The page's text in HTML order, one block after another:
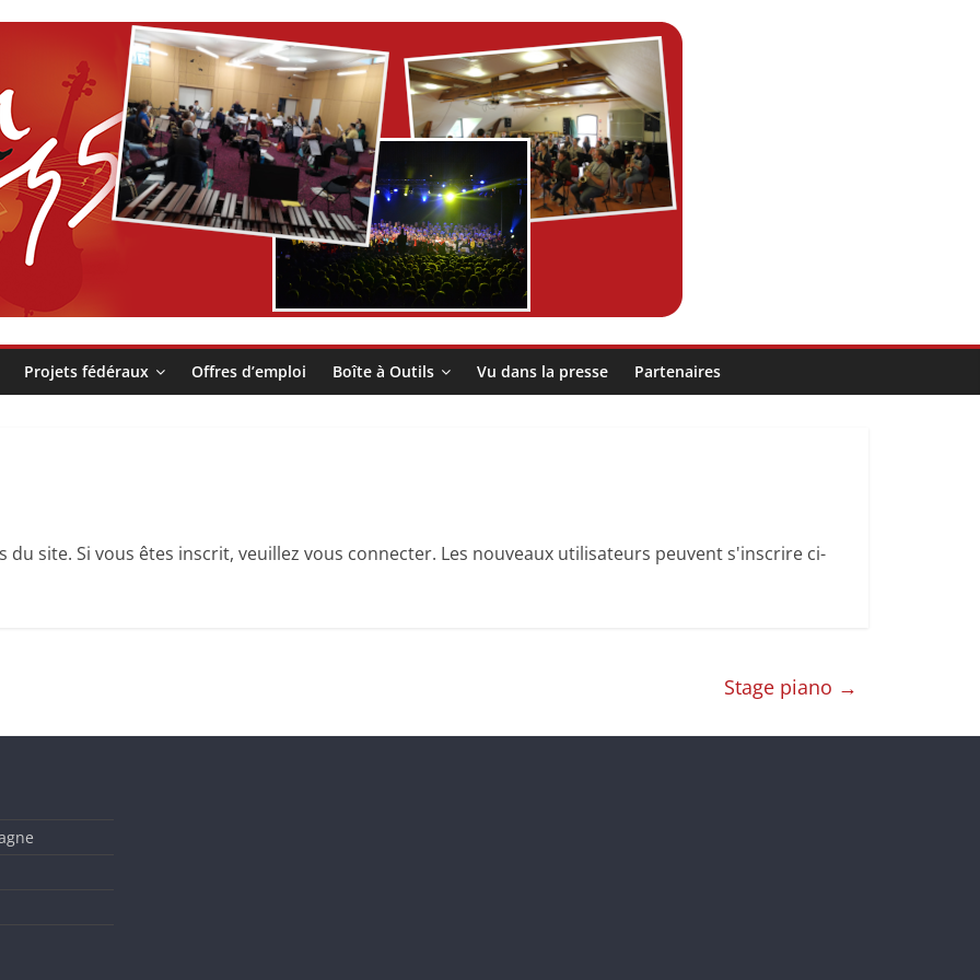
Projets fédéraux Offres d’emploi Boîte à Outils Vu dans la presse Partenaires
du site. Si vous êtes inscrit, veuillez vous connecter. Les nouveaux utilisateurs peuvent s'inscrire ci-
Stage piano →